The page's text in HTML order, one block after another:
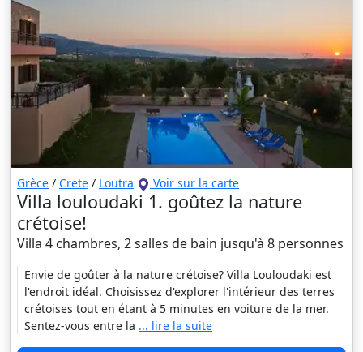
Grèce / Crete / Loutra Voir sur la carte
Villa louloudaki 1. goûtez la nature
crétoise!
Villa 4 chambres, 2 salles de bain jusqu'à 8 personnes
Envie de goûter à la nature crétoise? Villa Louloudaki est
l'endroit idéal. Choisissez d'explorer l'intérieur des terres
crétoises tout en étant à 5 minutes en voiture de la mer.
Sentez-vous entre la ... lire la suite